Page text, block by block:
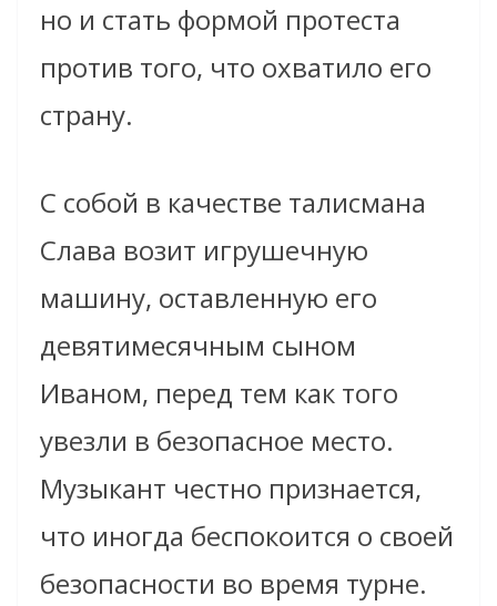
но и стать формой протеста
против того, что охватило его
страну.
С собой в качестве талисмана
Слава возит игрушечную
машину, оставленную его
девятимесячным сыном
Иваном, перед тем как того
увезли в безопасное место.
Музыкант честно признается,
что иногда беспокоится о своей
безопасности во время турне.